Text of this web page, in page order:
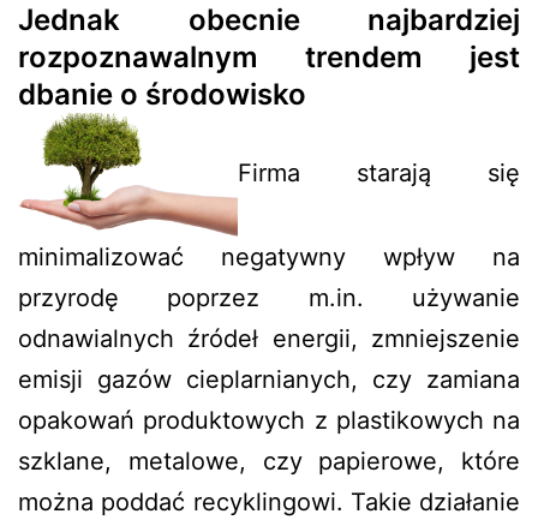
Jednak obecnie najbardziej
rozpoznawalnym trendem jest
dbanie o środowisko
Firma starają się
minimalizować negatywny wpływ na
przyrodę poprzez m.in. używanie
odnawialnych źródeł energii, zmniejszenie
emisji gazów cieplarnianych, czy zamiana
opakowań produktowych z plastikowych na
szklane, metalowe, czy papierowe, które
można poddać recyklingowi. Takie działanie